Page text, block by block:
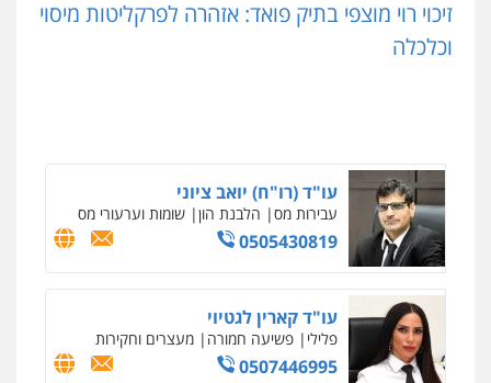
זיכוי רוי מוצפי בתיק פואד: אזהרה לפרקליטות מיסוי
וכלכלה
עו"ד (רו"ח) יואב ציוני
עבירות מס הלבנת הון שומות וערעורי מס
0505430819
עו"ד קארין לגטיוי
פלילי פשיעה חמורה מעצרים וחקירות
0507446995